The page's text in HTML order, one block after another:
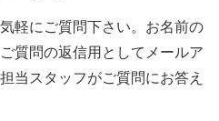
軽にご質問下さい。お名前の
質問の返信用としてメールア
当スタッフがご質問にお答え